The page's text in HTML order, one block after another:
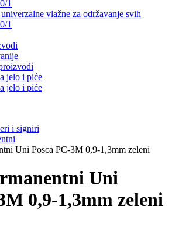
vlažne za održavanje svih
1
jelo i piće
jelo i piće
i signiri
Uni Posca PC-3M 0,9-1,3mm zeleni
Uni
0,9-1,3mm zeleni